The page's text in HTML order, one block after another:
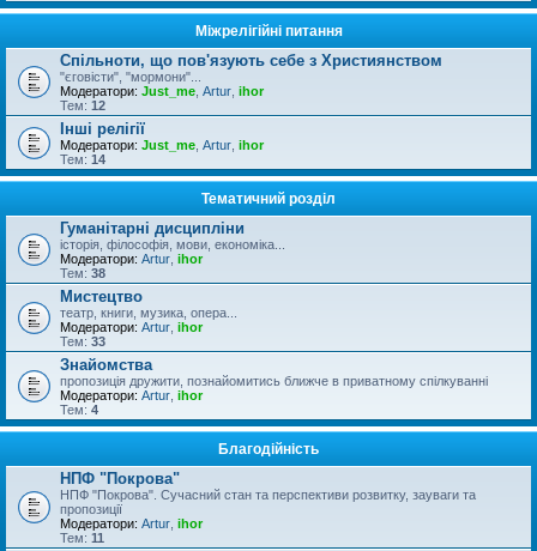
Міжрелігійні питання
Спільноти, що пов'язують себе з Християнством
"єговісти", "мормони"...
Модератори: Just_me Artur ihor
Тем: 12
Інші релігії
Модератори: Just_me Artur ihor
Тем: 14
Тематичний розділ
Гуманітарні дисципліни
історія, філософія, мови, економіка...
Модератори: Artur ihor
Тем: 38
Мистецтво
театр, книги, музика, опера...
Модератори: Artur ihor
Тем: 33
Знайомства
пропозиція дружити, познайомитись ближче в приватному спілкуванні
Модератори: Artur ihor
Тем: 4
Благодійність
НПФ "Покрова"
НПФ "Покрова". Сучасний стан та перспективи розвитку, зауваги та
пропозиції
Модератори: Artur ihor
Тем: 11